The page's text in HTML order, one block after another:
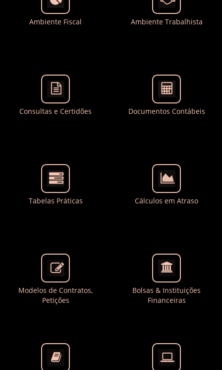
Ambiente Fiscal Ambiente Trabalhista
Consultas e Certidões Documentos Contábeis
Tabelas Práticas Cálculos em Atraso
Modelos de Contratos,
Petições
Bolsas & Instituições
Financeiras